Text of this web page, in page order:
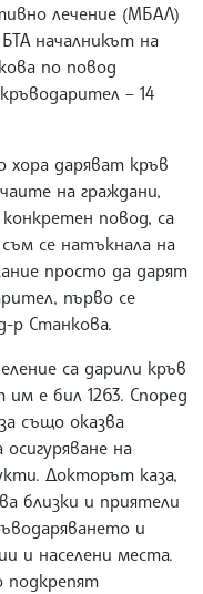
лечение (МБАЛ)
началникът на
по повод
– 14
даряват кръв
на граждани,
повод, са
се натъкнала на
просто да дарят
първо се
р Станкова.
са дарили кръв
им е бил 1263. Според
също оказва
на
Докторът каза,
близки и приятели
и
и населени места.